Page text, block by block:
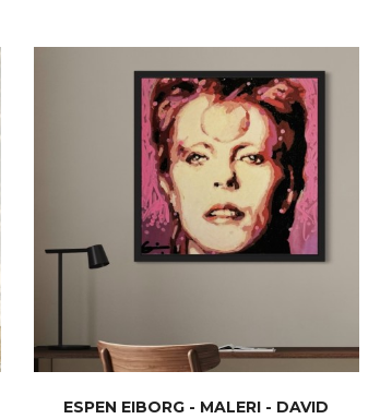
ESPEN EIBORG - MALERI - DAVID